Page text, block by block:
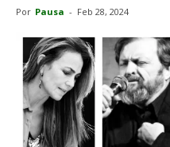
Por Pausa - Feb 28, 2024